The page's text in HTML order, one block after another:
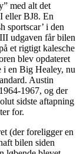
med alt det
eller BJ8. En
sportscar’ i den
udgaven får bilen
et rigtigt kalesche
blev opdateret
i en Big Healey, nu
Austin
1967, og der
sidste aftapning
for.
(der foreligger en
bilen siden